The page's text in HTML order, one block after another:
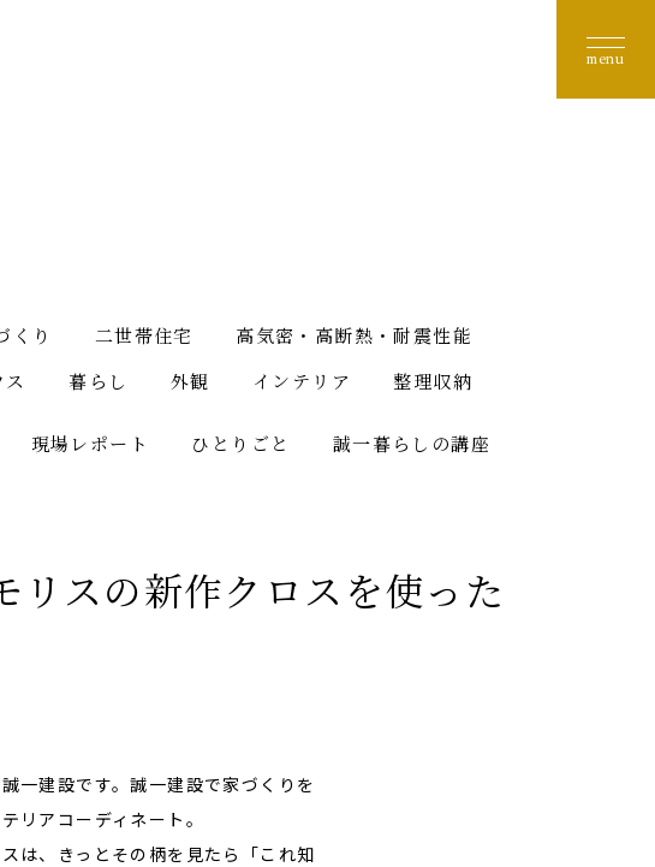
くり 二世帯住宅
高気密・高断熱・耐震性能
暮らし 外観 インテリア 整理収納
現場レポート ひとりごと 誠一暮らしの講座
リスの新作クロスを使った
一建設です。誠一建設で家づくりを
リアコーディネート。
は、きっとその柄を見たら「これ知